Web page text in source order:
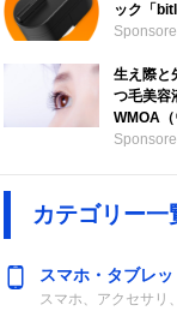
ック「
生え際と
つ毛美容
WMOA（
カテゴリー一
スマホ・タブレッ
スマホ、アクセサリ